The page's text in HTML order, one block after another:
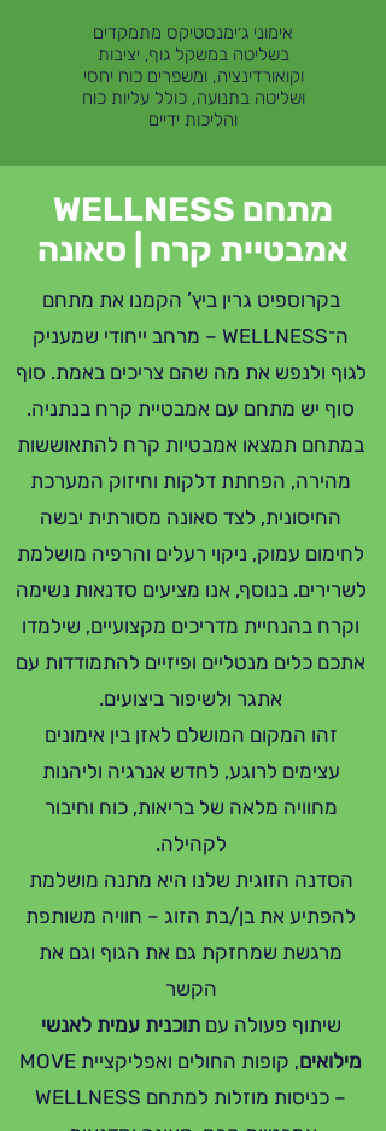
אימוני ג׳ימנסטיקס מתמקדים
בשליטה במשקל גוף, יציבות
וקואורדינציה, ומשפרים כוח יחסי
ושליטה בתנועה, כולל עליות כוח
והליכות ידיים
מתחם WELLNESS
אמבטיית קרח | סאונה
בקרוספיט גרין ביץ’ הקמנו את מתחם
ה־WELLNESS – מרחב ייחודי שמעניק
לגוף ולנפש את מה שהם צריכים באמת. סוף
סוף יש מתחם עם אמבטיית קרח בנתניה.
במתחם תמצאו אמבטיות קרח להתאוששות
מהירה, הפחתת דלקות וחיזוק המערכת
החיסונית, לצד סאונה מסורתית יבשה
לחימום עמוק, ניקוי רעלים והרפיה מושלמת
לשרירים. בנוסף, אנו מציעים סדנאות נשימה
וקרח בהנחיית מדריכים מקצועיים, שילמדו
אתכם כלים מנטליים ופיזיים להתמודדות עם
אתגר ולשיפור ביצועים.
זהו המקום המושלם לאזן בין אימונים
עצימים לרוגע, לחדש אנרגיה וליהנות
מחוויה מלאה של בריאות, כוח וחיבור
לקהילה.
הסדנה הזוגית שלנו היא מתנה מושלמת
להפתיע את בן/בת הזוג – חוויה משותפת
מרגשת שמחזקת גם את הגוף וגם את
הקשר
שיתוף פעולה עםתוכנית עמית לאנשי
מילואים
, קופות החולים ואפליקציית MOVE
– כניסות מוזלות למתחם WELLNESS